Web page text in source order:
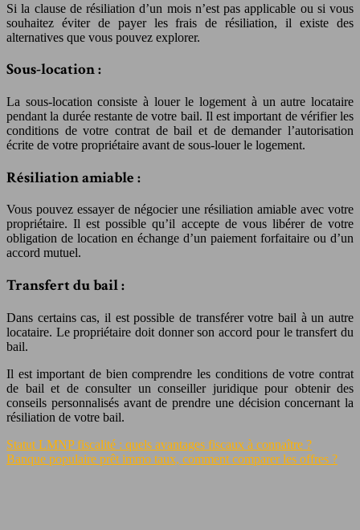
Si la clause de résiliation d’un mois n’est pas applicable ou si vous
souhaitez éviter de payer les frais de résiliation, il existe des
alternatives que vous pouvez explorer.
Sous-location :
La sous-location consiste à louer le logement à un autre locataire
pendant la durée restante de votre bail. Il est important de vérifier les
conditions de votre contrat de bail et de demander l’autorisation
écrite de votre propriétaire avant de sous-louer le logement.
Résiliation amiable :
Vous pouvez essayer de négocier une résiliation amiable avec votre
propriétaire. Il est possible qu’il accepte de vous libérer de votre
obligation de location en échange d’un paiement forfaitaire ou d’un
accord mutuel.
Transfert du bail :
Dans certains cas, il est possible de transférer votre bail à un autre
locataire. Le propriétaire doit donner son accord pour le transfert du
bail.
Il est important de bien comprendre les conditions de votre contrat
de bail et de consulter un conseiller juridique pour obtenir des
conseils personnalisés avant de prendre une décision concernant la
résiliation de votre bail.
Statut LMNP fiscalité : quels avantages fiscaux à connaître ?
Banque populaire prêt immo taux, comment comparer les offres ?